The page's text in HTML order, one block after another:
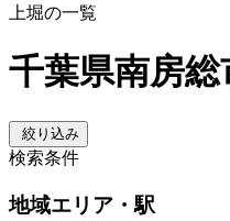
上堀の一覧
千葉県南房
絞り込み
検索条件
地域エリア・駅